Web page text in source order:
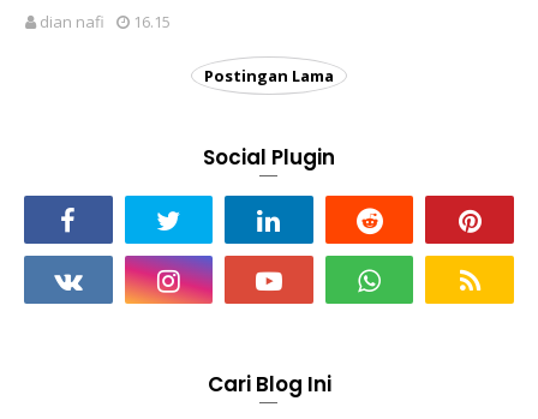
dian nafi 16.15
Postingan Lama
Social Plugin
Cari Blog Ini